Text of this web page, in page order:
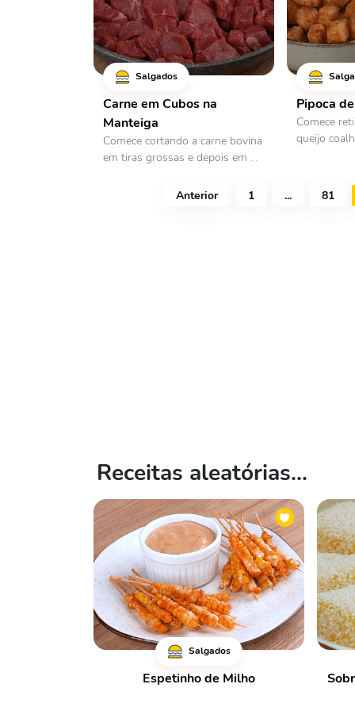
Salgados
Carne em Cubos na
Manteiga
Comece cortando a carne bovina
em tiras grossas e depois em ...
Pipoca
Comece
queijo
Anterior 1 ... 81
Receitas aleatórias...
Salgados
Espetinho de Milho